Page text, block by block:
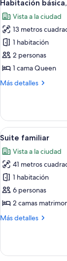
todas
las
fotos
de
Habitación
básica,
cama
Habitación
Vista a la ciudad
13 metros
1 habitación
2 personas
1 cama Queen
Más detalles
Más
básica,
cama
size
Abrir
todas
las
fotos
de
Suite
familiar
8
Suite familiar
Vista a la ciudad
41 metros
1 habitación
6 personas
2 camas
Más detalles
Más
familiar